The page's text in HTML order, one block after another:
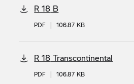
R 18 B
PDF | 106.87 KB
R 18 Transcontinental
PDF | 106.87 KB